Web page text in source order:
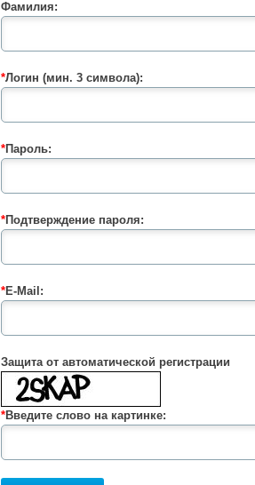
Фамилия:
*Логин (мин. 3 символа):
*Пароль:
*Подтверждение пароля:
*E-Mail:
Защита от автоматической регистрации
*Введите слово на картинке: